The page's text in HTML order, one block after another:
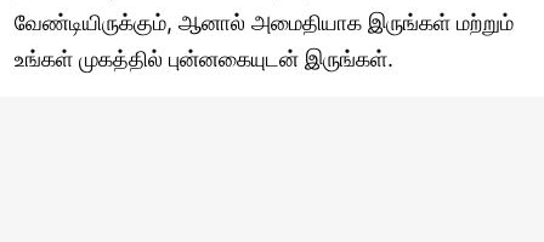
வேண்டியிருக்கும், ஆனால் அமைதியாக இருங்கள் மற்றும்
உங்கள் முகத்தில் புன்னகையுடன் இருங்கள்.